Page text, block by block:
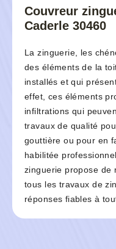
Couvreur
Caderle 30460
La zinguerie, les
des éléments de la
installés et qui
effet, ces éléments
infiltrations qui
travaux de qualité
gouttière ou pour en
habilitée
zinguerie propose de
tous les travaux de
réponses fiables à